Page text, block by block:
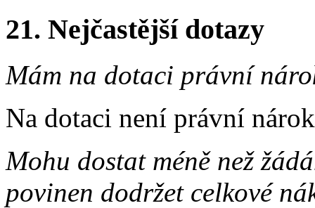
21. Nejčastější dotazy
Mám na dotaci právní
Na dotaci není právní
Mohu dostat méně než
povinen dodržet celkové